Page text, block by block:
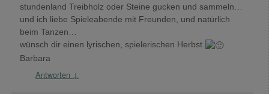
stundenland Treibholz oder Steine gucken und sammeln…
und ich liebe Spieleabende mit Freunden, und natürlich
beim Tanzen…
wünsch dir einen lyrischen, spielerischen Herbst
Barbara
Antworten ↓